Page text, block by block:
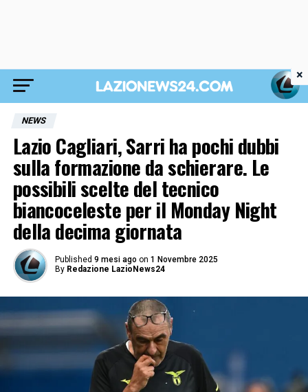
NEWS
Lazio Cagliari, Sarri ha pochi dubbi
sulla formazione da schierare. Le
possibili scelte del tecnico
biancoceleste per il Monday Night
della decima giornata
Published 9 mesi ago on 1 Novembre 2025
By Redazione LazioNews24
×